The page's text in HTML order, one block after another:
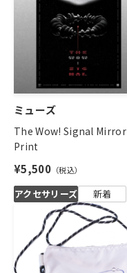
ミューズ
The Wow! Signal Mirror
Print
¥5,500
アクセサリーズ 新着